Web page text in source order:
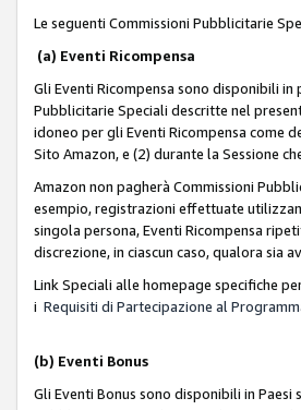
Le seguenti Commissioni Pubblicitarie
(a) Eventi Ricompensa
Gli Eventi Ricompensa sono disponibili
Pubblicitarie Speciali descritte nel
idoneo per gli Eventi Ricompensa come
Sito Amazon, e (2) durante la Sessione
Amazon non pagherà Commissioni
esempio, registrazioni effettuate
singola persona, Eventi Ricompensa
discrezione, in ciascun caso, qualora sia
Link Speciali alle homepage specifiche
i Requisiti di Partecipazione al
(b) Eventi Bonus
Gli Eventi Bonus sono disponibili in